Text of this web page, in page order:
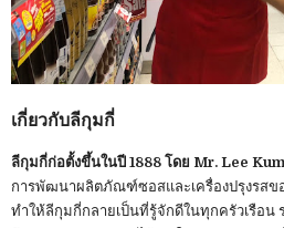
เกี่ยวกับลีกุมกี่
ลีกุมกี่ก่อตั้งขึ้นในปี 1888 โดย Mr. Lee
การพัฒนาผลิตภัณฑ์ซอสและเครื่องปรุงรสข
ทำให้ลีกุมกี่กลายเป็นที่รู้จักดีในทุกครัวเรือน